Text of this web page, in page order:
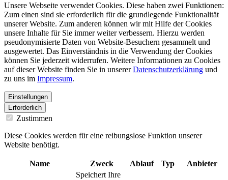
Unsere Webseite verwendet Cookies. Diese haben zwei Funktionen:
Zum einen sind sie erforderlich für die grundlegende Funktionalität
unserer Website. Zum anderen können wir mit Hilfe der Cookies
unsere Inhalte für Sie immer weiter verbessern. Hierzu werden
pseudonymisierte Daten von Website-Besuchern gesammelt und
ausgewertet. Das Einverständnis in die Verwendung der Cookies
können Sie jederzeit widerrufen. Weitere Informationen zu Cookies
auf dieser Website finden Sie in unsererDatenschutzerklärung und
zu uns im Impressum.
Einstellungen
Erforderlich
Zustimmen
Diese Cookies werden für eine reibungslose Funktion unserer
Website benötigt.
Name Zweck Ablauf Typ
Anbieter
Speichert Ihre